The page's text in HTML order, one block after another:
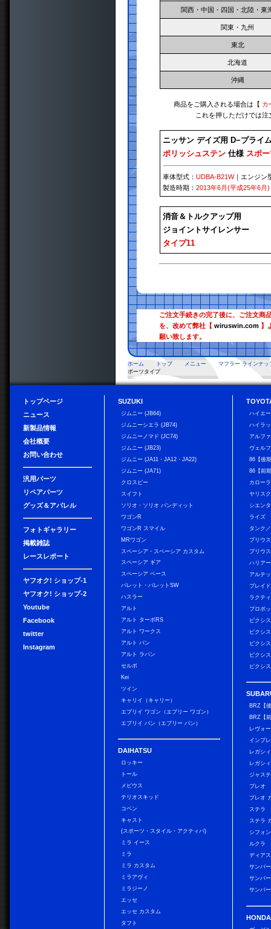
関西・中国・四国・北陸・東
関東・九州
東北
北海道
沖縄
商品をご購入される場合は【 カ
これを押しただけでは
ニッサン デイズ用 D−プライ
ポリッシュステン 仕様 スポ
車体型式：UDBA-B21W｜エンジン
製造時期：2013年6月(平成25年6月)
消音＆トルクアップ用
ジョイントサイレンサー
タイプ11
ご注文手続きの完了後に、ご注文商
を、改めて弊社【wiruswin.com 】
願い致します。
ホーム トップ メニュー
マフラー ラインナッ
ポーツタイプ
トップページ
ニュース
新製品情報
会社概要
お問い合わせ
汎用パーツ
リペアパーツ
グッズ＆アパレル
フォトギャラリー
掲載雑誌
レースレポート
ヤフオク! ショップ-1
ヤフオク! ショップ-2
Youtube
Facebook
twitter
Instagram
SUZUKI
ジムニー (JB64)
ジムニーシエラ (JB74)
ジムニーノマド (JC74)
ジムニー (JB23)
ジムニー (JA11・JA12・JA22)
ジムニー (JA71)
クロスビー
スイフト
ソリオ・ソリオ バンディット
ワゴンR
ワゴンR スマイル
MRワゴン
スペーシア・スペーシア カスタム
スペーシア ギア
スペーシア ベース
パレット・パレットSW
ハスラー
アルト
アルト ターボRS
アルト ワークス
アルト バン
アルト ラパン
セルボ
Kei
ツイン
キャリイ（キャリー）
エブリイ ワゴン（エブリー ワゴン）
エブリイ バン（エブリー バン）
DAIHATSU
ロッキー
トール
メビウス
テリオスキッド
コペン
キャスト
(スポーツ・スタイル・アクティバ)
ミラ イース
ミラ
ミラ カスタム
ミラアヴィ
ミラジーノ
エッセ
エッセ カスタム
タフト
ハイエ
ハイラ
アルフ
ヴェル
86【後
86【前
カロー
ヤリス
シエンタ
ライズ
タンク
プリウス
プリウ
ハリアー
アルテ
ブレイド
ラクテ
プロボ
ピクシ
ピクシ
ピクシ
ピクシ
ピクシ
BRZ【
BRZ【
レヴォ
インプ
レガシ
レガシ
ジャス
プレオ
プレオ
ステラ
ステラ
シフォ
ルクラ
ディア
サンバ
サンバ
サンバ
HONDA